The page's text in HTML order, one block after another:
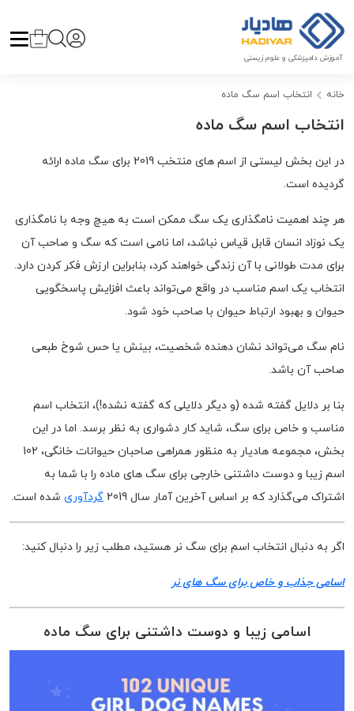
آموزش دامپزشکی و علوم زیستی
خانه انتخاب اسم سگ ماده
انتخاب اسم سگ ماده
در این بخش لیستی از اسم های منتخب 2019 برای سگ ماده ارائه
گردیده است.
هر چند اهمیت نامگذاری یک سگ ممکن است به هیچ وجه با نامگذاری
یک نوزاد انسان قابل قیاس نباشد، اما نامی است که سگ و صاحب آن
برای مدت طولانی با آن زندگی خواهند کرد، بنابراین ارزش فکر کردن دارد.
انتخاب یک اسم مناسب در واقع می‌تواند باعث افزایش پاسخگویی
حیوان و بهبود ارتباط حیوان با صاحب خود شود.
نام سگ می‌تواند نشان دهنده شخصیت، بینش یا حس شوخ طبعی
صاحب آن باشد.
بنا بر دلایل گفته شده (و دیگر دلایلی که گفته نشده!)، انتخاب اسم
مناسب و خاص برای سگ، شاید کار دشواری به نظر برسد. اما در این
بخش، مجموعه هادیار به منظور همراهی صاحبان حیوانات خانگی، 102
اسم زیبا و دوست داشتنی خارجی برای سگ های ماده را با شما به
اشتراک می‌گذارد که بر اساس آخرین آمار سال 2019
گردآوری شده است.
اگر به دنبال انتخاب اسم برای سگ نر هستید، مطلب زیر را دنبال کنید:
اسامی جذاب و خاص برای سگ های نر
اسامی زیبا و دوست داشتنی برای سگ ماده